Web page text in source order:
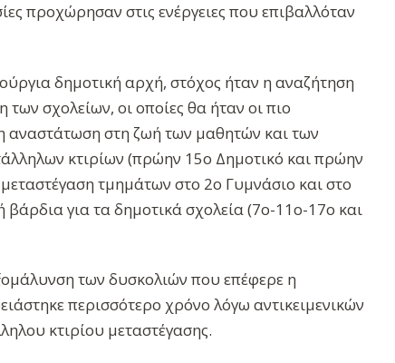
προχώρησαν στις ενέργειες που επιβαλλόταν
δημοτική αρχή, στόχος ήταν η αναζήτηση
σχολείων, οι οποίες θα ήταν οι πιο
αναστάτωση στη ζωή των μαθητών και των
κτιρίων (πρώην 15ο Δημοτικό και πρώην
τμημάτων στο 2ο Γυμνάσιο και στο
για τα δημοτικά σχολεία (7ο-11ο-17ο και
των δυσκολιών που επέφερε η
περισσότερο χρόνο λόγω αντικειμενικών
κτιρίου μεταστέγασης.